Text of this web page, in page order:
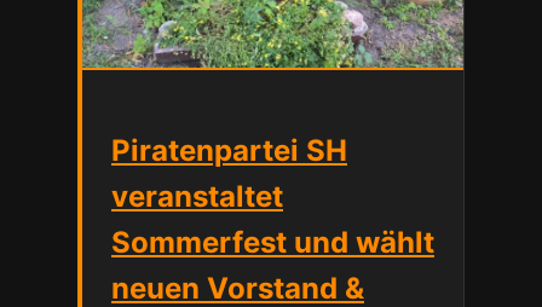
Piratenpartei SH
veranstaltet
Sommerfest und wählt
neuen Vorstand &